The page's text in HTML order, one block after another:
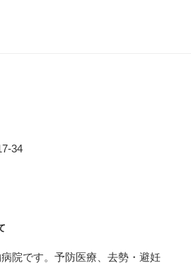
34
院です。予防医療、去勢・避妊